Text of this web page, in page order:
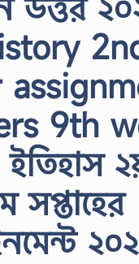
9th
সপ্তাহের